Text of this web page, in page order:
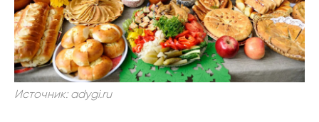
Источник: adygi.ru